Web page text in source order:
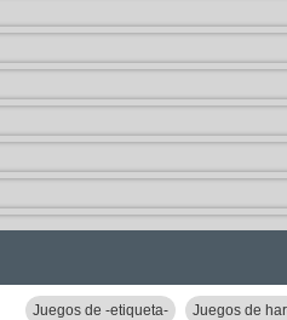
Juegos de -etiqueta- Juegos de